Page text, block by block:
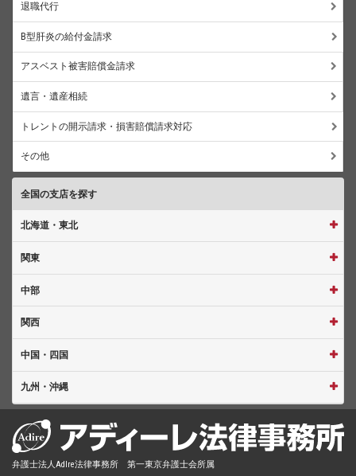
退職代行
B型肝炎の給付金請求
アスベスト被害賠償金請求
遺言・遺産相続
トレントの開示請求・損害賠償請求対応
その他
全国の支店を探す
北海道・東北
関東
中部
関西
中国・四国
九州・沖縄
弁護士法人AdIre法律事務所 第一東京弁護士会所属